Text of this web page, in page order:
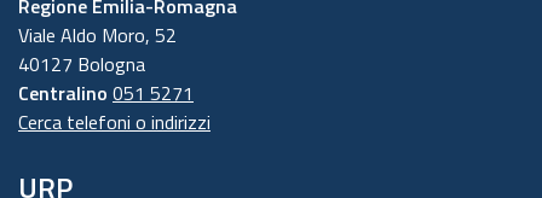
Regione Emilia-Romagna
Viale Aldo Moro, 52
40127 Bologna
Centralino 051 5271
Cerca telefoni o indirizzi
URP